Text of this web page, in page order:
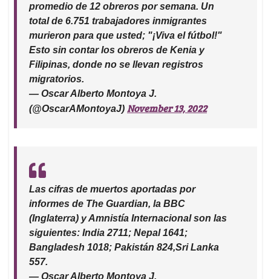
promedio de 12 obreros por semana. Un
total de 6.751 trabajadores inmigrantes
murieron para que usted; "¡Viva el fútbol!"
Esto sin contar los obreros de Kenia y
Filipinas, donde no se llevan registros
migratorios.
— Oscar Alberto Montoya J.
(@OscarAMontoyaJ) November 13, 2022
Las cifras de muertos aportadas por
informes de The Guardian, la BBC
(Inglaterra) y Amnistía Internacional son las
siguientes: India 2711; Nepal 1641;
Bangladesh 1018; Pakistán 824,Sri Lanka
557.
— Oscar Alberto Montoya J.